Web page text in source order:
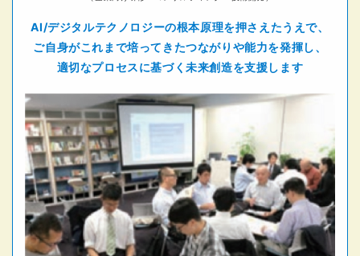
AI/デジタルテクノロジーの根本原理を押さえたうえで、
ご自身がこれまで培ってきたつながりや能力を発揮し、
適切なプロセスに基づく未来創造を支援します